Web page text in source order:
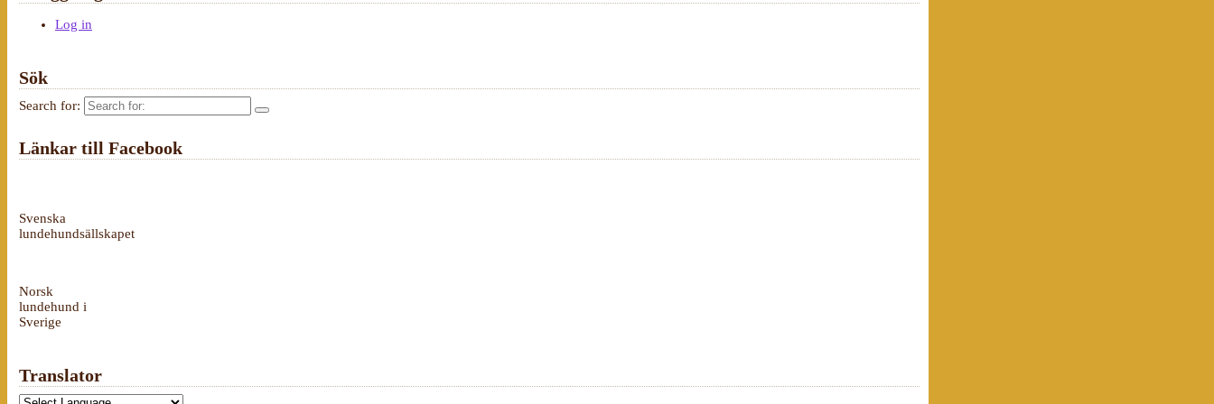
Log in
Sök
Search for:
Länkar till Facebook
Svenska
lundehundsällskapet
Norsk
lundehund i
Sverige
Translator